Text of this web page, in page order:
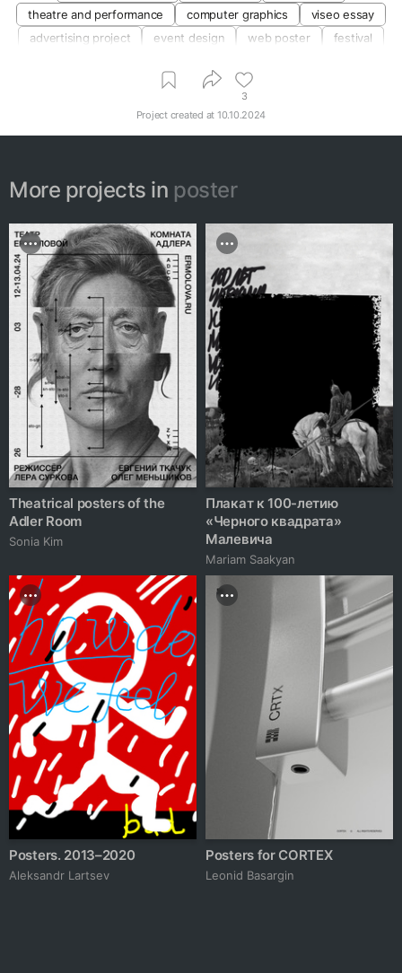
theatre and performance
computer graphics
viseo essay
advertising project
event design web poster
festival
3
Project created at 10.10.2024
More projects in poster
Theatrical posters of the
Adler Room
Sonia Kim
Плакат к 100-летию
«Черного квадрата»
Малевича
Mariam Saakyan
Posters. 2013–2020
Аleksandr Lartsev
Posters for CORTEX
Leonid Basargin